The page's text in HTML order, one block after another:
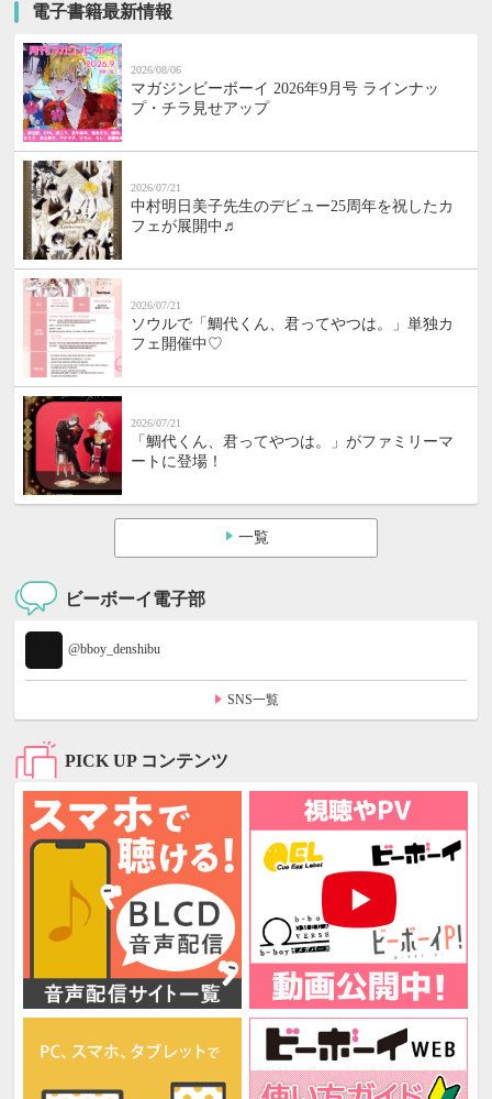
電子書籍最新情報
2026/08/06
マガジンビーボーイ 2026年9月号 ラインナッ
プ・チラ見せアップ
2026/07/21
中村明日美子先生のデビュー25周年を祝したカ
フェが展開中♬
2026/07/21
ソウルで「鯛代くん、君ってやつは。」単独カ
フェ開催中♡
2026/07/21
「鯛代くん、君ってやつは。」がファミリーマ
ートに登場！
一覧
ビーボーイ電子部
@bboy_denshibu
SNS一覧
PICK UP コンテンツ